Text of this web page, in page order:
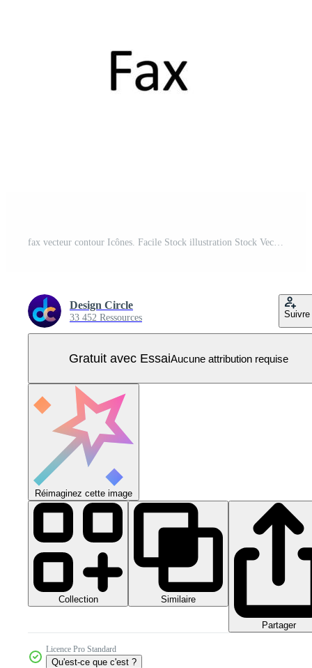
fax vecteur contour Icônes. Facile Stock illustration Stock Vecteur Pro
Design Circle
33 452 Ressources Suivre
Gratuit avec EssaiAucune attribution requise
Réimaginez cette image
Collection Similaire
Partager
Licence Pro Standard
Qu'est-ce que c'est ?